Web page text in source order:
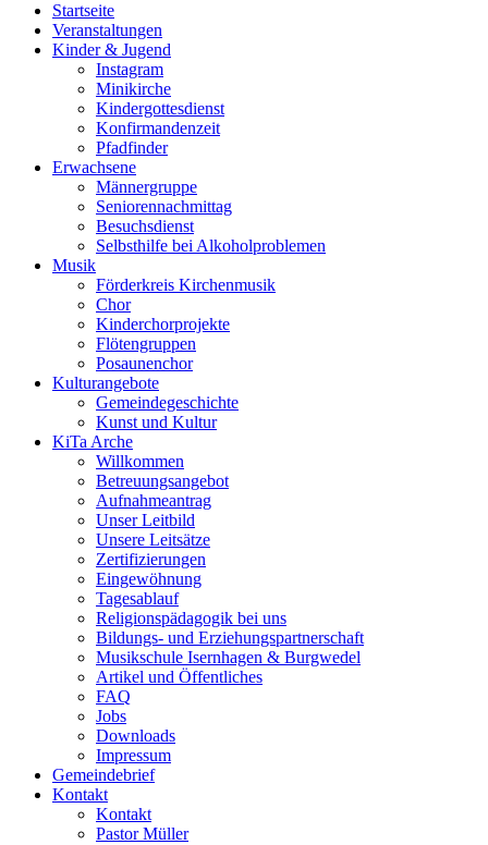
Startseite
Veranstaltungen
Kinder & Jugend
Instagram
Minikirche
Kindergottesdienst
Konfirmandenzeit
Pfadfinder
Erwachsene
Männergruppe
Seniorennachmittag
Besuchsdienst
Selbsthilfe bei Alkoholproblemen
Musik
Förderkreis Kirchenmusik
Chor
Kinderchorprojekte
Flötengruppen
Posaunenchor
Kulturangebote
Gemeindegeschichte
Kunst und Kultur
KiTa Arche
Willkommen
Betreuungsangebot
Aufnahmeantrag
Unser Leitbild
Unsere Leitsätze
Zertifizierungen
Eingewöhnung
Tagesablauf
Religionspädagogik bei uns
Bildungs- und Erziehungspartnerschaft
Musikschule Isernhagen & Burgwedel
Artikel und Öffentliches
FAQ
Jobs
Downloads
Impressum
Gemeindebrief
Kontakt
Kontakt
Pastor Müller